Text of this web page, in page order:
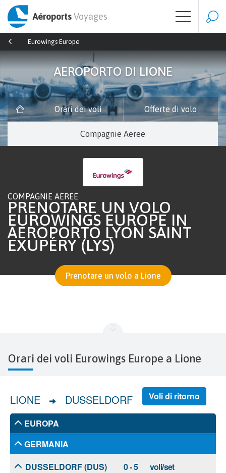
AéroportsVoyages
Eurowings Europe
AEROPORTO DI LIONE
Orari dei voli Offerte di volo
Compagnie Aeree
COMPAGNIE AEREE
PRENOTARE UN VOLO
EUROWINGS EUROPE IN
AEROPORTO LYON SAINT
EXUPÉRY (LYS)
Prenotare un volo a Lione
Orari dei voli Eurowings Europe a Lione